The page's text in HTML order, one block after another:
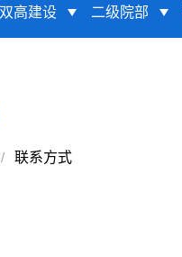
双高建设 二级院部
联系方式